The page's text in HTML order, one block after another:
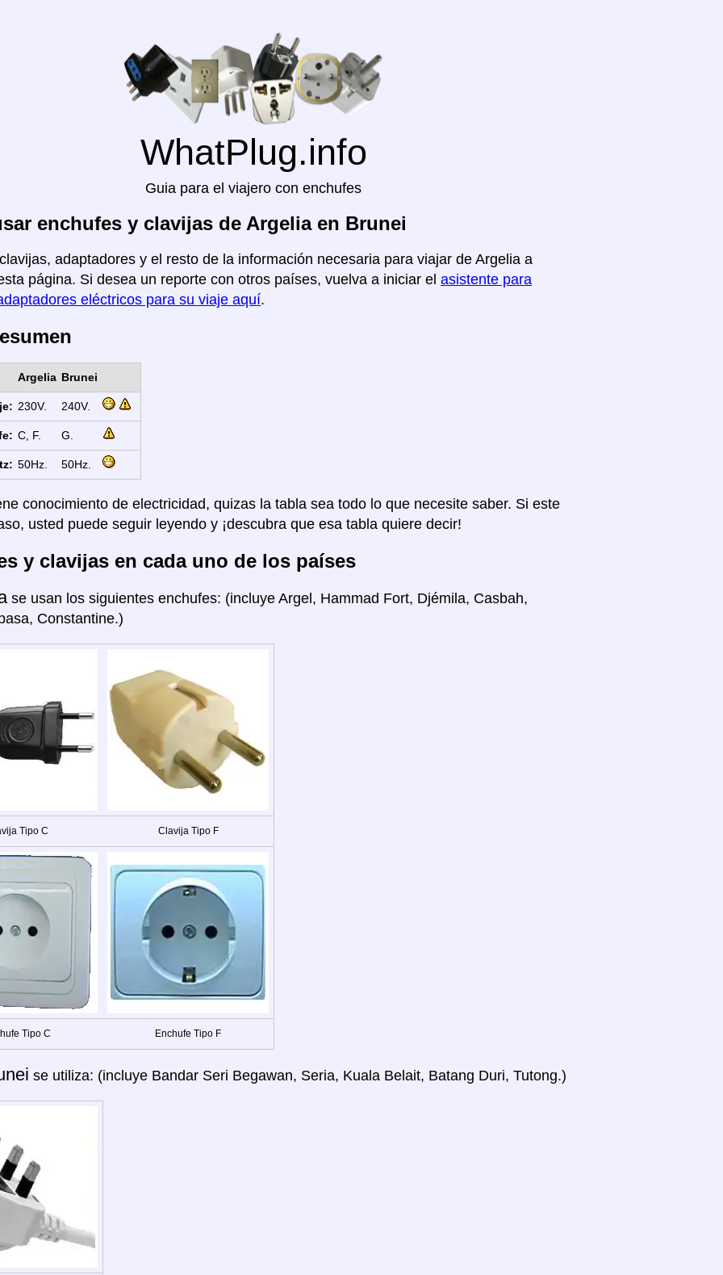
WhatPlug.info
Guia para el viajero con enchufes
enchufes y clavijas de Argelia en Brunei
adaptadores y el resto de la información necesaria para viajar de Argelia a
página. Si desea un reporte con otros países, vuelva a iniciar el asistente para
eléctricos para su viaje aquí.
Argelia Brunei
230V. 240V.
C, F. G.
50Hz. 50Hz.
conocimiento de electricidad, quizas la tabla sea todo lo que necesite saber. Si este
usted puede seguir leyendo y ¡descubra que esa tabla quiere decir!
y clavijas en cada uno de los países
se usan los siguientes enchufes: (incluye Argel, Hammad Fort, Djémila, Casbah,
Constantine.)
Tipo C Clavija Tipo F
Tipo C Enchufe Tipo F
se utiliza: (incluye Bandar Seri Begawan, Seria, Kuala Belait, Batang Duri, Tutong.)